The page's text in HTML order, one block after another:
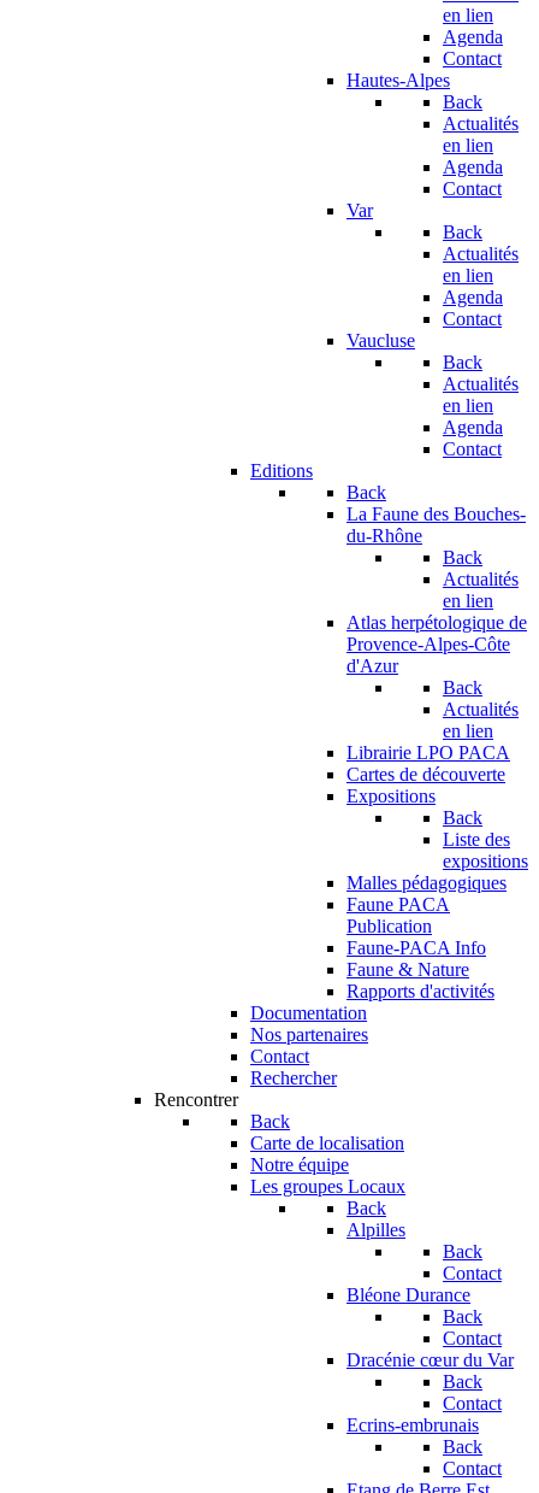
en lien
Agenda
Contact
Hautes-Alpes
Back
Actualités
en lien
Agenda
Contact
Var
Back
Actualités
en lien
Agenda
Contact
Vaucluse
Back
Actualités
en lien
Agenda
Contact
Editions
Back
La Faune des Bouches-
du-Rhône
Back
Actualités
en lien
Atlas herpétologique de
Provence-Alpes-Côte
d'Azur
Back
Actualités
en lien
Librairie LPO PACA
Cartes de découverte
Expositions
Back
Liste des
expositions
Malles pédagogiques
Faune PACA
Publication
Faune-PACA Info
Faune & Nature
Rapports d'activités
Documentation
Nos partenaires
Contact
Rechercher
Rencontrer
Back
Carte de localisation
Notre équipe
Les groupes Locaux
Back
Alpilles
Back
Contact
Bléone Durance
Back
Contact
Dracénie cœur du Var
Back
Contact
Ecrins-embrunais
Back
Contact